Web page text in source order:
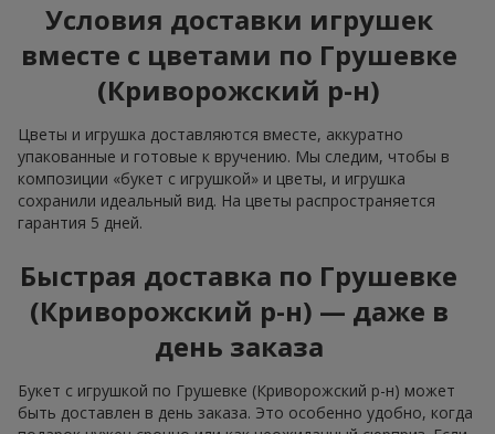
Условия доставки игрушек
вместе с цветами по Грушевке
(Криворожский р-н)
Цветы и игрушка доставляются вместе, аккуратно
упакованные и готовые к вручению. Мы следим, чтобы в
композиции «букет с игрушкой» и цветы, и игрушка
сохранили идеальный вид. На цветы распространяется
гарантия 5 дней.
Быстрая доставка по Грушевке
(Криворожский р-н) — даже в
день заказа
Букет с игрушкой по Грушевке (Криворожский р-н) может
быть доставлен в день заказа. Это особенно удобно, когда